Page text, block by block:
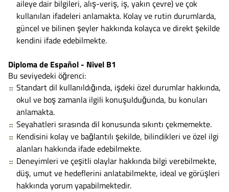
aileye dair bilgileri, alış-veriş, iş, yakın çevre) ve çok
kullanılan ifadeleri anlamakta. Kolay ve rutin durumlarda,
güncel ve bilinen şeyler hakkında kolayca ve direkt şekilde
kendini ifade edebilmekte.
Diploma de Español - Nivel B1
Bu seviyedeki öğrenci:
Standart dil kullanıldığında, işdeki özel durumlar hakkında,
okul ve boş zamanla ilgili konuşulduğunda, bu konuları
anlamakta.
Seyahatleri sırasında dil konusunda sıkıntı çekmemekte.
Kendisini kolay ve bağlantılı şekilde, bilindikleri ve özel ilgi
alanları hakkında ifade edebilmekte.
Deneyimleri ve çeşitli olaylar hakkında bilgi verebilmekte,
düş, umut ve hedeflerini anlatabilmekte, ideal ve görüşleri
hakkında yorum yapabilmektedir.